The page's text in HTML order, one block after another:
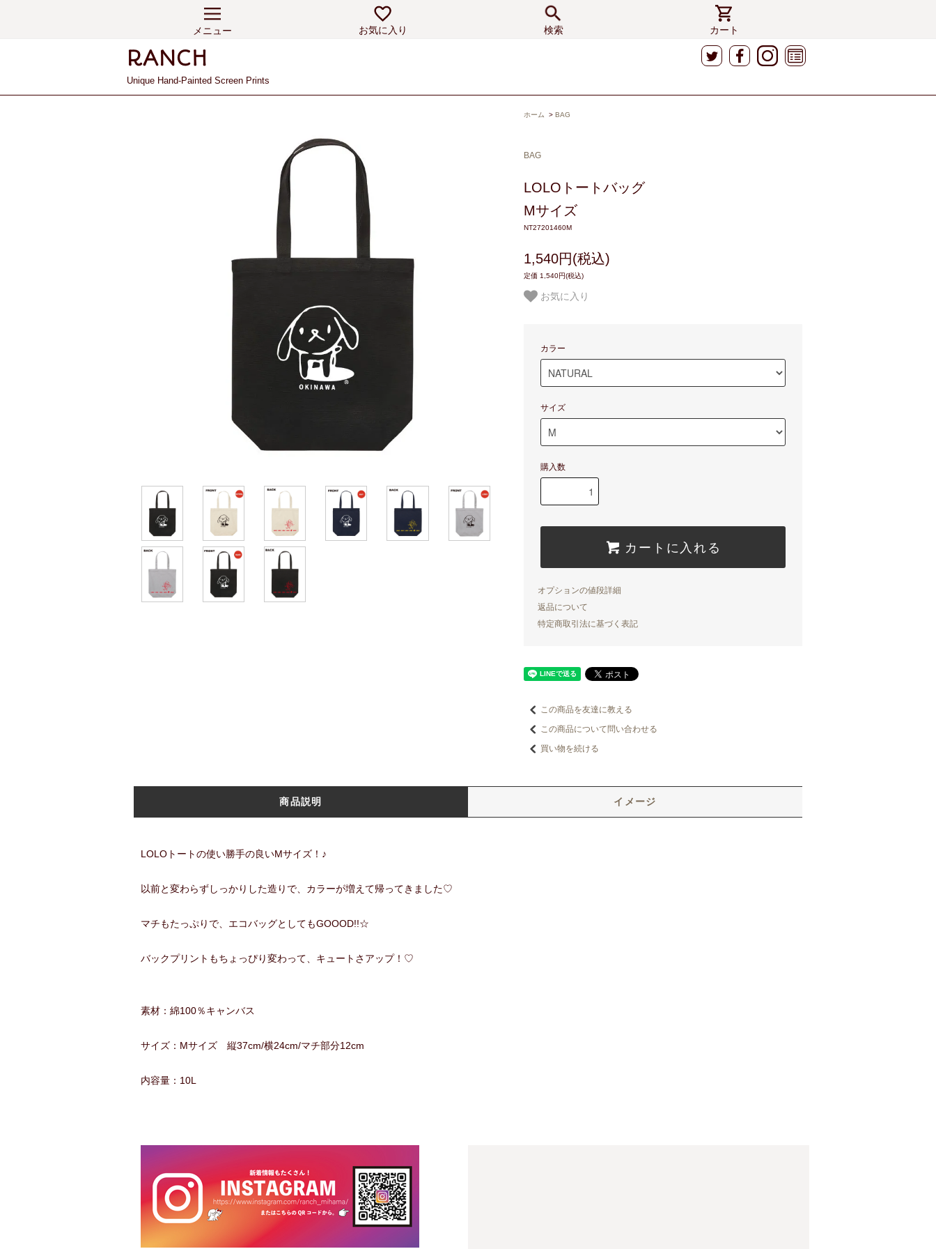
メニュー お気に入り 検索 カート
Unique Hand-Painted Screen Prints
ホーム > BAG
BAG
LOLOトートバッグ
Mサイズ
NT27201460M
1,540円(税込)
定価 1,540円(税込)
お気に入り
カラー
サイズ
購入数
カートに入れる
オプションの値段詳細
返品について
特定商取引法に基づく表記
この商品を友達に教える
この商品について問い合わせる
買い物を続ける
商品説明 イメージ
LOLOトートの使い勝手の良いMサイズ！♪
以前と変わらずしっかりした造りで、カラーが増えて帰ってきました♡
マチもたっぷりで、エコバッグとしてもGOOOD!!☆
バックプリントもちょっぴり変わって、キュートさアップ！♡
素材：綿100％キャンバス
サイズ：Mサイズ 縦37cm/横24cm/マチ部分12cm
内容量：10L